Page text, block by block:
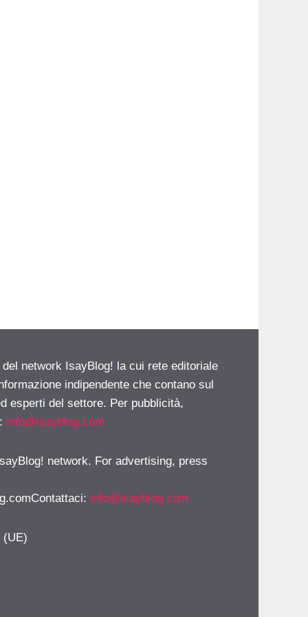
del network IsayBlog! la cui rete editoriale
indipendente che contano sul
esperti del settore. Per pubblicità,
info@isayblog.com
network. For advertising, press
: info@isayblog.com
(UE)